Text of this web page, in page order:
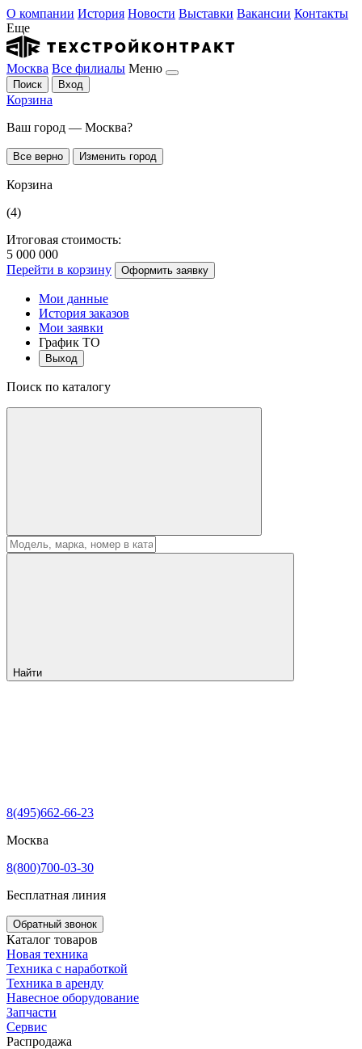
О компании История Новости Выставки Вакансии Контакты
Еще
Москва Все филиалы Меню
Поиск Вход
Корзина
Ваш город — Москва?
Все верно Изменить город
Корзина
(4)
Итоговая стоимость:
5 000 000
Перейти в корзину
Оформить заявку
Мои данные
История заказов
Мои заявки
График ТО
Выход
Поиск по каталогу
Найти
8(495)662-66-23
Москва
8(800)700-03-30
Бесплатная линия
Обратный звонок
Каталог товаров
Новая техника
Техника с наработкой
Техника в аренду
Навесное оборудование
Запчасти
Сервис
Распродажа